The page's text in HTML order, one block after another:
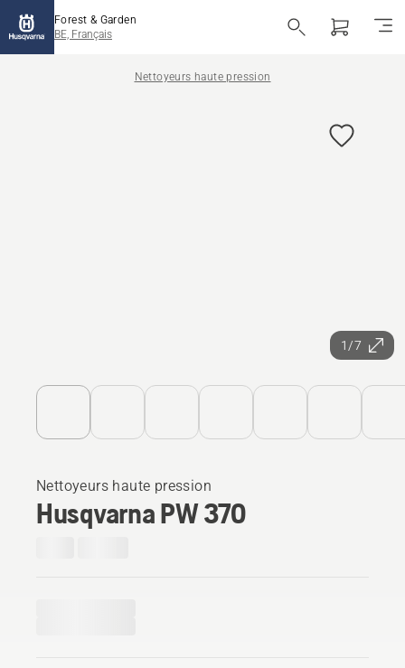
Forest & Garden
BE, Français
Nettoyeurs haute pression
1/7
Nettoyeurs haute pression
Husqvarna PW 370